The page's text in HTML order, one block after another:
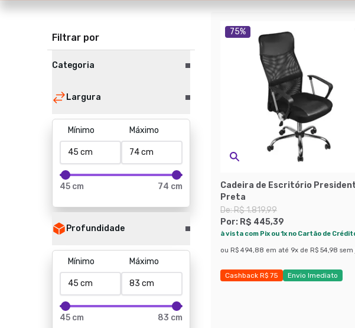
Filtrar por
Categoria
Largura
Mínimo Máximo
45 cm 74 cm
Profundidade
Mínimo Máximo
45 cm 83 cm
75%
Cadeira de Escritório
Preta
De:R$ 1.819,99
Por: R$ 445,39
à vista com Pix ou 1x no Cartão de
ou R$ 494,88 em até 9x de R$ 54,98 sem
Cashback R$ 75
Envio Imediato